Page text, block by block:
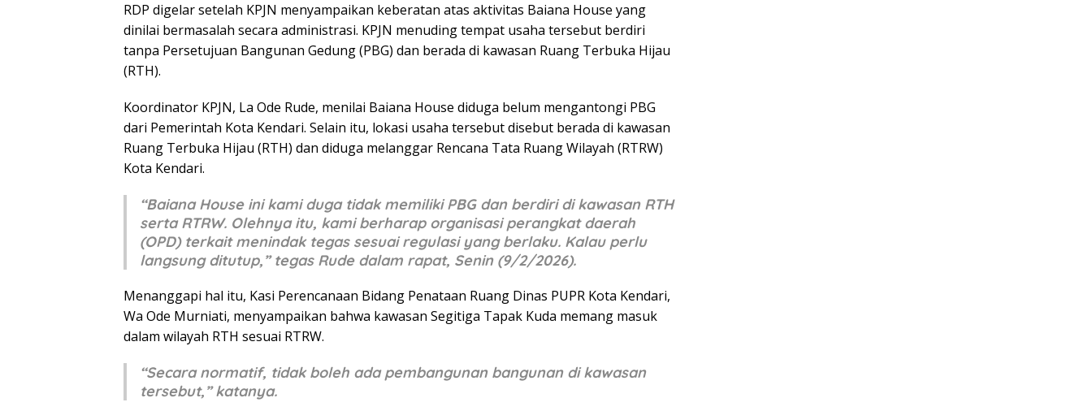
RDP digelar setelah KPJN menyampaikan keberatan atas aktivitas Baiana House yang
dinilai bermasalah secara administrasi. KPJN menuding tempat usaha tersebut berdiri
tanpa Persetujuan Bangunan Gedung (PBG) dan berada di kawasan Ruang Terbuka Hijau
(RTH).
Koordinator KPJN, La Ode Rude, menilai Baiana House diduga belum mengantongi PBG
dari Pemerintah Kota Kendari. Selain itu, lokasi usaha tersebut disebut berada di kawasan
Ruang Terbuka Hijau (RTH) dan diduga melanggar Rencana Tata Ruang Wilayah (RTRW)
Kota Kendari.
“Baiana House ini kami duga tidak memiliki PBG dan berdiri di kawasan RTH
serta RTRW. Olehnya itu, kami berharap organisasi perangkat daerah
(OPD) terkait menindak tegas sesuai regulasi yang berlaku. Kalau perlu
langsung ditutup,” tegas Rude dalam rapat, Senin (9/2/2026).
Menanggapi hal itu, Kasi Perencanaan Bidang Penataan Ruang Dinas PUPR Kota Kendari,
Wa Ode Murniati, menyampaikan bahwa kawasan Segitiga Tapak Kuda memang masuk
dalam wilayah RTH sesuai RTRW.
“Secara normatif, tidak boleh ada pembangunan bangunan di kawasan
tersebut,” katanya.